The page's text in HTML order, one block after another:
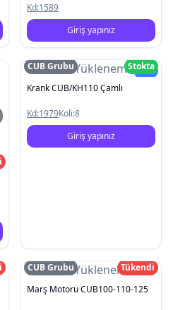
Kd:1589
Giriş yapınız
Resim YüklenemediYeni
CUB Grubu
Stokta
Krank CUB/KH110 Çamlı
Kd:1979Koli:8
Giriş yapınız
Resim Yüklenemedi
CUB Grubu
Tükendi
Marş Motoru CUB100-110-125